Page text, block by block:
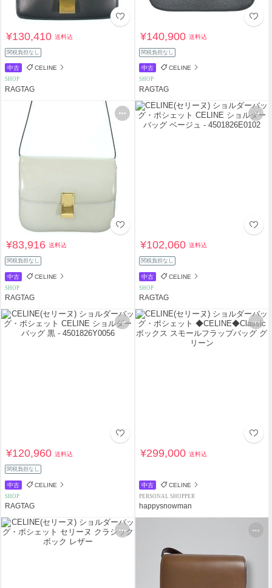
¥130,410送料込
関税負担なし
中古 CELINE
SHOP
RAGTAG
¥140,900送料込
関税負担なし
中古 CELINE
SHOP
RAGTAG
¥83,916送料込
関税負担なし
中古 CELINE
SHOP
RAGTAG
¥102,060送料込
関税負担なし
中古 CELINE
SHOP
RAGTAG
¥120,960送料込
関税負担なし
中古 CELINE
SHOP
RAGTAG
¥299,000送料込
中古 CELINE
PERSONAL SHOPPER
happysnowman